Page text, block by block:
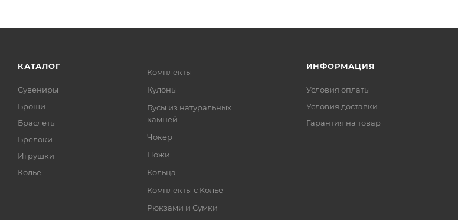
КАТАЛОГ
Сувениры
Броши
Браслеты
Брелоки
Игрушки
Колье
Комплекты
Кулоны
Бусы из натуральных
камней
Чокер
Ножи
Кольца
Комплекты с Колье
Рюкзами и Сумки
ИНФОРМАЦИЯ
Условия оплаты
Условия доставки
Гарантия на товар